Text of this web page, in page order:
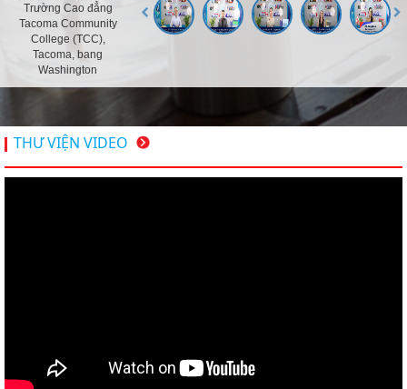
Trường Cao đẳng
Tacoma Community
College (TCC),
Tacoma, bang
Washington
THƯ VIỆN VIDEO